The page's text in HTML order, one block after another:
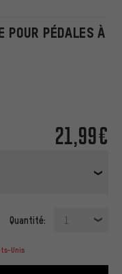
POUR PÉDALES À
21,99€
Quantité: 1
Unis